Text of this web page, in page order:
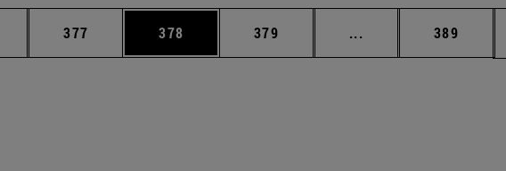
Páginas intermedias Use TAB para desplazarse.
Página
377 Página
378 Página
379 ... Páginas intermedias
Página
389